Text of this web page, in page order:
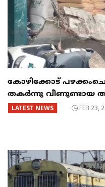
കോഴിക്കോട്
തകർന്നു വീണുണ്ടായ
LATEST NEWS FEB 23,